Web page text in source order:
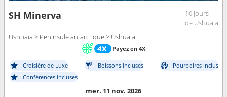
SH Minerva
10 jours
de Ushuaia
Ushuaia > Peninsule antarctique > Ushuaia
Payez en 4X
Croisière de Luxe Boissons incluses
Pourboires inclus
Conférences incluses
mer. 11 nov. 2026